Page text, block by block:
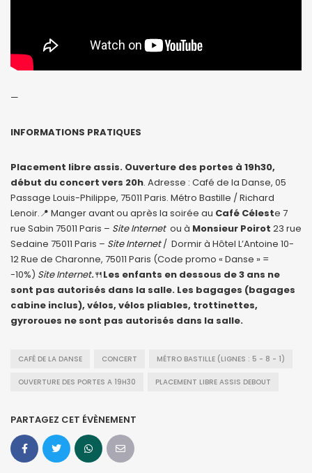
—
INFORMATIONS PRATIQUES
Placement libre assis. Ouverture des portes à 19h30,
début du concert vers 20h. Adresse : Café de la Danse, 05
Passage Louis-Philippe, 75011 Paris. Métro Bastille / Richard
Lenoir.📍 Manger avant ou après la soirée au Café Céleste 7
rue Sabin 75011 Paris – Site Internetou à Monsieur Poirot 23 rue
Sedaine 75011 Paris – Site Internet/ Dormir à Hôtel L’Antoine 10-
12 Rue de Charonne, 75011 Paris (Code promo « Danse » =
-10%) Site Internet.🍴Les enfants en dessous de 3 ans ne
sont pas autorisés dans la salle. Les bagages (bagages
cabine inclus), vélos, vélos pliables, trottinettes,
gyroroues ne sont pas autorisés dans la salle.
CAFÉ DE LA DANSE CONCERT MÉTRO BASTILLE (LIGNES : 5 - 8 - 1)
OUVERTURE DES PORTES A 19H30 PLACEMENT LIBRE ASSIS DEBOUT
PARTAGEZ CET ÉVÈNEMENT